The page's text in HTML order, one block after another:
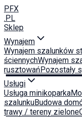
PFX
.PL
Sklep
Wynajem
Wynajem szalunków
ściennychWynajem
rusztowańPozostały
Usługi
Usługa minikoparka
szalunkuBudowa
trawy / tereny zielone